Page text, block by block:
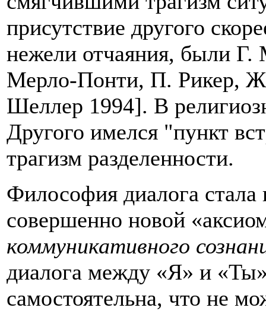
присутствие другого
нежели отчаяния, были
Мерло-Понти, П. Рикер,
Шеллер 1994]. В
Другого имелся "пункт
трагизм разделенности.
Философия диалога
совершенно новой
коммуникативного
диалога между «Я» и
самостоятельна, что не